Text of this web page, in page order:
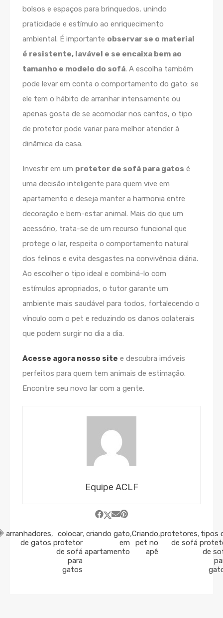
bolsos e espaços para brinquedos, unindo
praticidade e estímulo ao enriquecimento
ambiental. É importante observar se o material
é resistente, lavável e se encaixa bem ao
tamanho e modelo do sofá. A escolha também
pode levar em conta o comportamento do gato: se
ele tem o hábito de arranhar intensamente ou
apenas gosta de se acomodar nos cantos, o tipo
de protetor pode variar para melhor atender à
dinâmica da casa.
Investir em um protetor de sofá para gatos é
uma decisão inteligente para quem vive em
apartamento e deseja manter a harmonia entre
decoração e bem-estar animal. Mais do que um
acessório, trata-se de um recurso funcional que
protege o lar, respeita o comportamento natural
dos felinos e evita desgastes na convivência diária.
Ao escolher o tipo ideal e combiná-lo com
estímulos apropriados, o tutor garante um
ambiente mais saudável para todos, fortalecendo o
vínculo com o pet e reduzindo os danos colaterais
que podem surgir no dia a dia.
Acesse agora nosso site e descubra imóveis
perfeitos para quem tem animais de estimação.
Encontre seu novo lar com a gente.
Equipe ACLF
arranhadores
de gatos
, colocar
protetor
de sofá
para
gatos
, criando gato
em
apartamento
,Criando
pet no
apê
,protetores
de sofá
, tipos
de